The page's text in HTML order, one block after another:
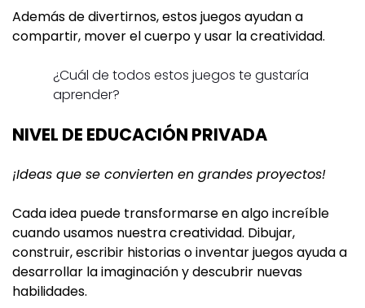
Además de divertirnos, estos juegos ayudan a
compartir, mover el cuerpo y usar la creatividad.
¿Cuál de todos estos juegos te gustaría
aprender?
NIVEL DE EDUCACIÓN PRIVADA
¡Ideas que se convierten en grandes proyectos!
Cada idea puede transformarse en algo increíble
cuando usamos nuestra creatividad. Dibujar,
construir, escribir historias o inventar juegos ayuda a
desarrollar la imaginación y descubrir nuevas
habilidades.